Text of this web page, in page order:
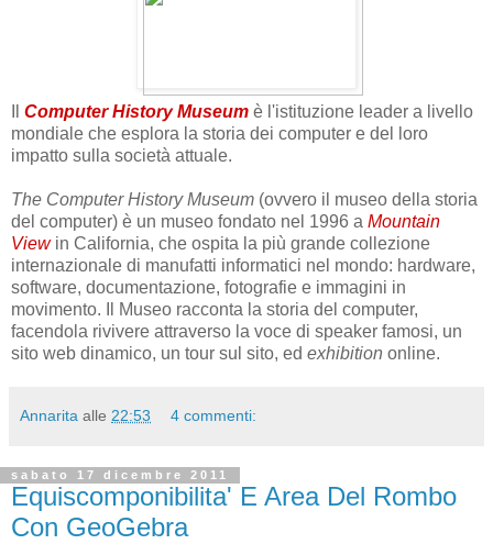
Computer History Museum è l'istituzione leader a livello
mondiale che esplora la storia dei computer e del loro
impatto sulla società attuale.
The Computer History Museum (ovvero il museo della storia
del computer) è un museo fondato nel 1996 a Mountain
Viewin California, che ospita la più grande collezione
internazionale di manufatti informatici nel mondo: hardware,
software, documentazione, fotografie e immagini in
movimento. Il Museo racconta la storia del computer,
facendola rivivere attraverso la voce di speaker famosi, un
sito web dinamico, un tour sul sito, ed exhibition online.
Annarita alle 22:53 4 commenti:
sabato 17 dicembre 2011
Equiscomponibilita' E Area Del Rombo
Con GeoGebra